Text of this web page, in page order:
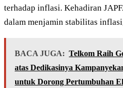
terhadap inflasi. Kehadiran
dalam menjamin stabilitas
BACA JUGA: Telkom Raih
atas Dedikasinya
untuk Dorong Pertumbuhan